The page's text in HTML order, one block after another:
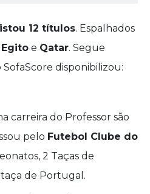
12 títulos. Espalhados
Egito e Qatar. Segue
disponibilizou:
carreira do Professor são
pelo Futebol Clube do
2 Taças de
de Portugal.